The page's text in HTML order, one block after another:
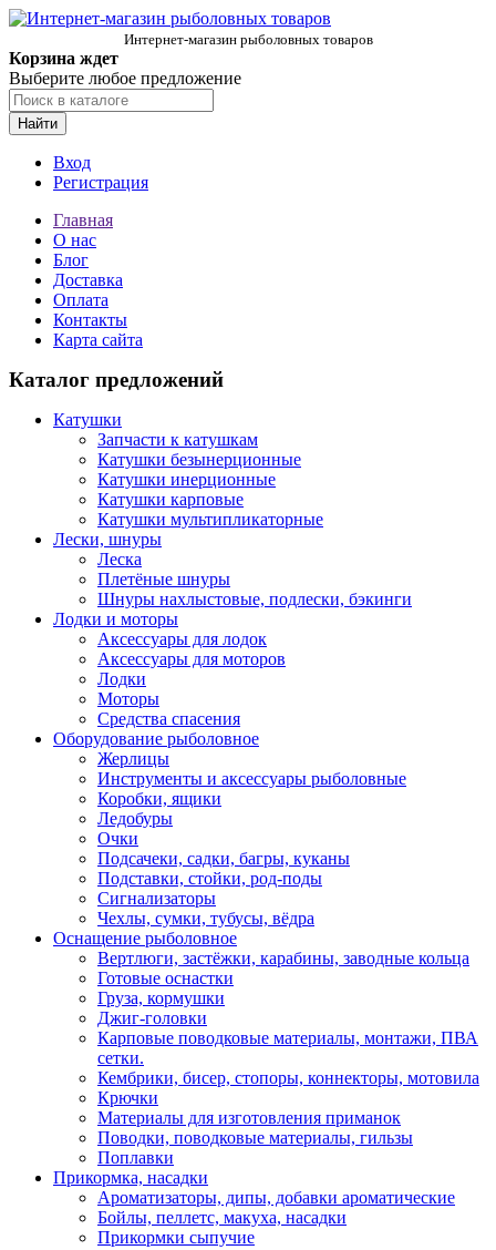
Интернет-магазин рыболовных товаров
Корзина ждет
Выберите любое предложение
Найти
Вход
Регистрация
Главная
О нас
Блог
Доставка
Оплата
Контакты
Карта сайта
Каталог предложений
Катушки
Запчасти к катушкам
Катушки безынерционные
Катушки инерционные
Катушки карповые
Катушки мультипликаторные
Лески, шнуры
Леска
Плетёные шнуры
Шнуры нахлыстовые, подлески, бэкинги
Лодки и моторы
Аксессуары для лодок
Аксессуары для моторов
Лодки
Моторы
Средства спасения
Оборудование рыболовное
Жерлицы
Инструменты и аксессуары рыболовные
Коробки, ящики
Ледобуры
Очки
Подсачеки, садки, багры, куканы
Подставки, стойки, род-поды
Сигнализаторы
Чехлы, сумки, тубусы, вёдра
Оснащение рыболовное
Вертлюги, застёжки, карабины, заводные кольца
Готовые оснастки
Груза, кормушки
Джиг-головки
Карповые поводковые материалы, монтажи, ПВА
сетки.
Кембрики, бисер, стопоры, коннекторы, мотовила
Крючки
Материалы для изготовления приманок
Поводки, поводковые материалы, гильзы
Поплавки
Прикормка, насадки
Ароматизаторы, дипы, добавки ароматические
Бойлы, пеллетс, макуха, насадки
Прикормки сыпучие